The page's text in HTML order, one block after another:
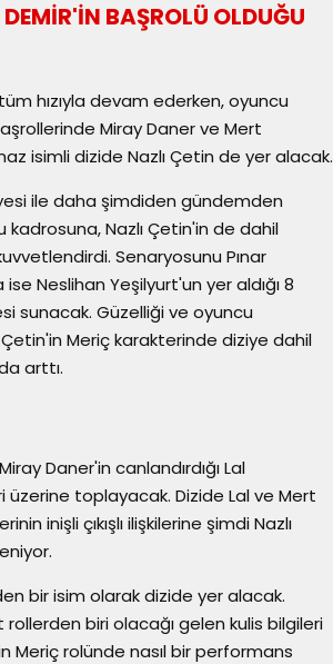
BAŞROLÜ OLDUĞU
hızıyla devam ederken, oyuncu
Miray Daner ve Mert
isimli dizide Nazlı Çetin de yer alacak.
ile daha şimdiden gündemden
Nazlı Çetin'in de dahil
Senaryosunu Pınar
Neslihan Yeşilyurt'un yer aldığı 8
sunacak. Güzelliği ve oyuncu
Meriç karakterinde diziye dahil
arttı.
Daner'in canlandırdığı Lal
üzerine toplayacak. Dizide Lal ve Mert
inişli çıkışlı ilişkilerine şimdi Nazlı
bir isim olarak dizide yer alacak.
biri olacağı gelen kulis bilgileri
Meriç rolünde nasıl bir performans